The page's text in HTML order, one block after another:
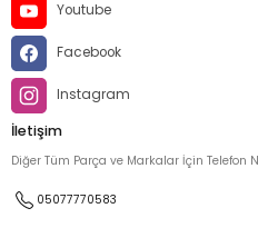
Youtube
Facebook
Instagram
İletişim
Diğer Tüm Parça ve Markalar İçin Telefon
05077770583